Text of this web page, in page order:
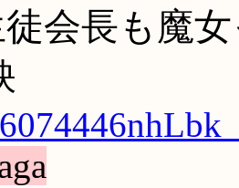
会長も魔